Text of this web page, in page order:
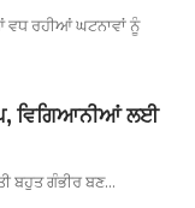
ਵਧ ਰਹੀਆਂ ਘਟਨਾਵਾਂ ਨੂੰ
ਵਿਗਿਆਨੀਆਂ ਲਈ
ਬਹੁਤ ਗੰਭੀਰ ਬਣ…